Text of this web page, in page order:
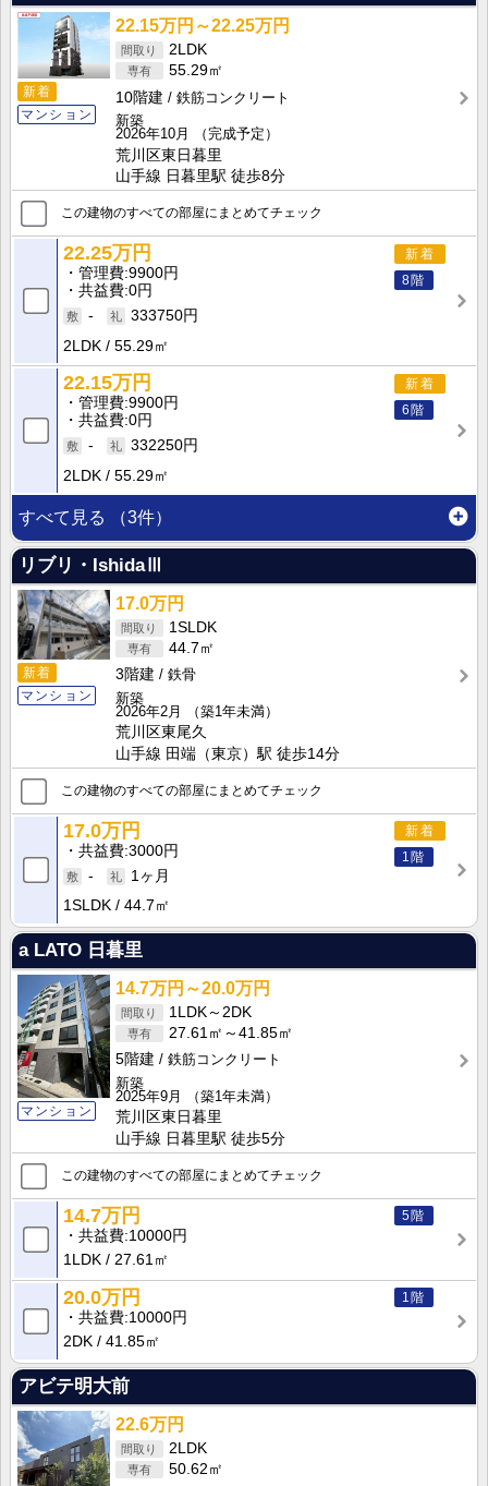
新着
マンション
22.15万円～22.25万円
2LDK
55.29㎡
10階建
鉄筋コンクリート
新築
2026年10月
（完成予定）
荒川区東日暮里
山手線 日暮里駅 徒歩8分
この建物のすべての部屋にまとめてチェック
新着
8階
22.25万円
管理費 9900円
共益費 0円
-
333750円
2LDK
55.29㎡
新着
6階
22.15万円
管理費 9900円
共益費 0円
-
332250円
2LDK
55.29㎡
すべて見る （3件）
リブリ・IshidaⅢ
新着
マンション
17.0万円
1SLDK
44.7㎡
3階建
鉄骨
新築
2026年2月
（築1年未満）
荒川区東尾久
山手線 田端（東京）駅 徒歩14分
この建物のすべての部屋にまとめてチェック
新着
1階
17.0万円
共益費 3000円
-
1ヶ月
1SLDK
44.7㎡
a LATO 日暮里
マンション
14.7万円～20.0万円
1LDK～2DK
27.61㎡～41.85㎡
5階建
鉄筋コンクリート
新築
2025年9月
（築1年未満）
荒川区東日暮里
山手線 日暮里駅 徒歩5分
この建物のすべての部屋にまとめてチェック
5階
14.7万円
共益費 10000円
1LDK
27.61㎡
1階
20.0万円
共益費 10000円
2DK
41.85㎡
アビテ明大前
22.6万円
2LDK
50.62㎡